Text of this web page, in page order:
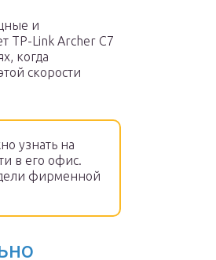
и
TP-Link Archer C7
когда
скорости
узнать на
в его офис.
фирменной